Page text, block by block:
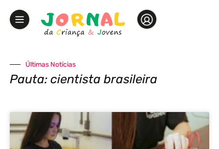
Últimas Notícias
Pauta: cientista brasileira